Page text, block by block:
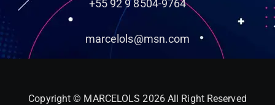
+55 92 9 8504-9764
marcelols@msn.com
Copyright © MARCELOLS 2026 All Right Reserved